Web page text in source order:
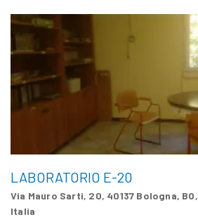
LABORATORIO E-20
Via Mauro Sarti, 20, 40137 Bologna, BO,
Italia